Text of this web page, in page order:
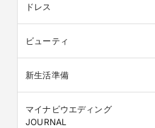
ドレス
ビューティ
新生活準備
マイナビウエディング
JOURNAL